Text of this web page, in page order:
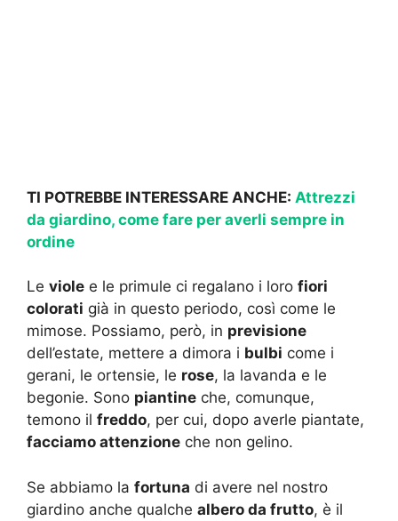
TI POTREBBE INTERESSARE ANCHE: Attrezzi
da giardino, come fare per averli sempre in
ordine
Le viole e le primule ci regalano i loro fiori
colorati già in questo periodo, così come le
mimose. Possiamo, però, in previsione
dell’estate, mettere a dimora i bulbi come i
gerani, le ortensie, le rose, la lavanda e le
begonie. Sono piantine che, comunque,
temono il freddo, per cui, dopo averle piantate,
facciamo attenzione che non gelino.
Se abbiamo la fortuna di avere nel nostro
giardino anche qualche albero da frutto, è il